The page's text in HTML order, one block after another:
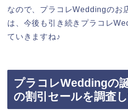
なので、プラコレWeddingのお
は、今後も引き続きプラコレ
ていきますね♪
プラコレWeddingの
の割引セールを調査